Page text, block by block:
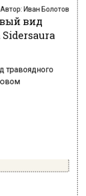
Автор:Иван Болотов
вид